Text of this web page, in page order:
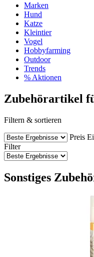
Marken
Hund
Katze
Kleintier
Vogel
Hobbyfarming
Outdoor
Trends
% Aktionen
Zubehörartikel
Filtern & sortieren
Preis
Filter
Sonstiges